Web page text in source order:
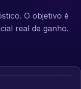
O objetivo é
real de ganho.